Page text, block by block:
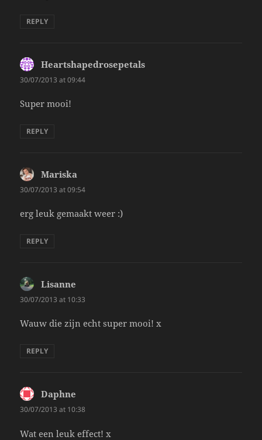
REPLY
Heartshapedrosepetals
30/07/2013 at 09:44
Super mooi!
REPLY
Mariska
30/07/2013 at 09:54
erg leuk gemaakt weer :)
REPLY
Lisanne
30/07/2013 at 10:33
Wauw die zijn echt super mooi! x
REPLY
Daphne
30/07/2013 at 10:38
Wat een leuk effect! x